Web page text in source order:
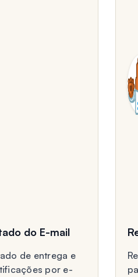
do E-mail
de entrega e
por e-